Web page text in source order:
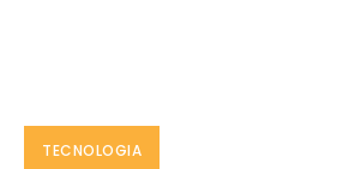
TECNOLOGIA